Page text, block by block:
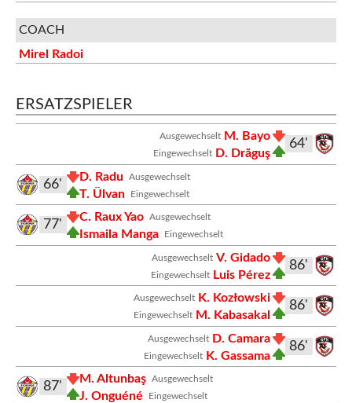
COACH
Mirel Radoi
ERSATZSPIELER
64'
Ausgewechselt M. Bayo
Eingewechselt D. Drăguş
Ausgewechselt
D. Radu
Eingewechselt
T. Ülvan
66'
Ausgewechselt
C. Raux Yao
Eingewechselt
Ismaila Manga
77'
86'
Ausgewechselt V. Gidado
Eingewechselt Luis Pérez
86'
Ausgewechselt K. Kozłowski
Eingewechselt M. Kabasakal
86'
Ausgewechselt D. Camara
Eingewechselt K. Gassama
Ausgewechselt
M. Altunbaş
Eingewechselt
J. Onguéné
87'